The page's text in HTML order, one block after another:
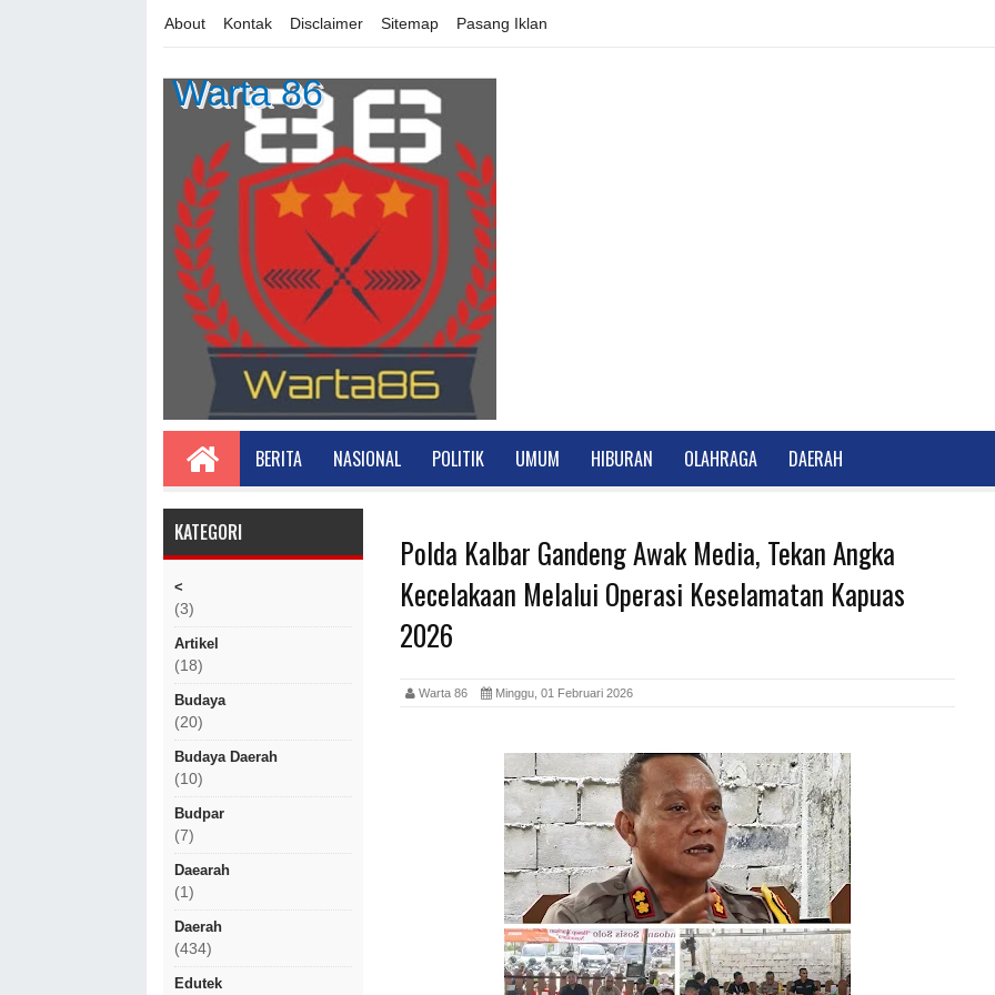
About Kontak Disclaimer Sitemap Pasang Iklan
Warta 86
BERITA NASIONAL POLITIK UMUM HIBURAN OLAHRAGA DAERAH
KATEGORI
<
(3)
Artikel
(18)
Budaya
(20)
Budaya Daerah
(10)
Budpar
(7)
Daearah
(1)
Daerah
(434)
Edutek
Polda Kalbar Gandeng Awak Media, Tekan Angka
Kecelakaan Melalui Operasi Keselamatan Kapuas
2026
Warta 86 Minggu, 01 Februari 2026